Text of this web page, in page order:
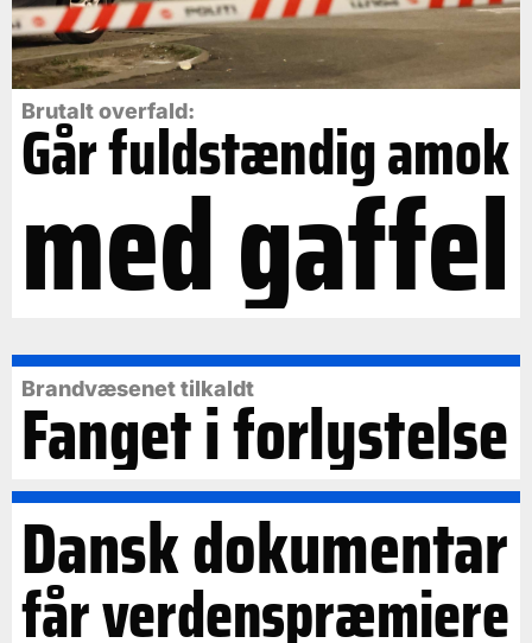
Brutalt overfald:
Går fuldstændig amok
med gaffel
Brandvæsenet tilkaldt
Fanget i forlystelse
Dansk dokumentar
får verdenspræmiere